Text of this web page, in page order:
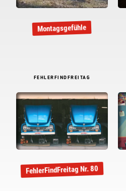
Montagsgefühle
FEHLERFINDFREITAG
FehlerFindFreitag Nr. 80